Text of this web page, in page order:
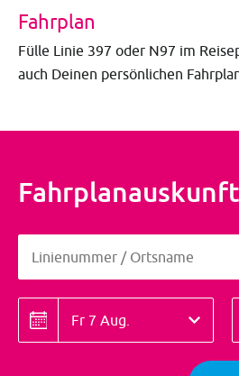
Fahrplan
Fülle Linie 397 oder N97 im
auch Deinen persönlichen
Linienummer / Ortsname
Linienummer / Ortsname
Datum
Datum